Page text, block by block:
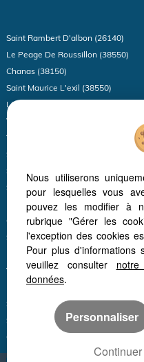
Saint Rambert D'albon (26140)
Le Peage De Roussillon (38550)
Chanas (38150)
Saint Maurice L'exil (38550)
Limony (07340)
Vienne (38200)
Thodure (38260)
Serrieres (07340)
Sablons (38550)
Sonnay (38150)
Izeron (38160)
Quintenas (07290)
Saint Hilaire Du Rosier (38840)
Boulieu Les Annonay (07100)
Vinzieux (07340)
La Ricamarie (42150)
Saint Victor (07410)
Saint Alban Du Rhone (38370)
Champagne (07340)
Roisey (42520)
Nous utiliserons
pour lesquelles vous
pouvez les modifier à
rubrique "Gérer les
l'exception des cookies
Pour plus d'informations
veuillez consulter
données.
Personnaliser